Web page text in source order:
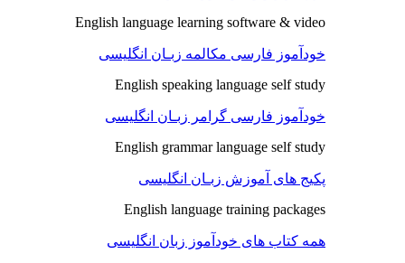
English language learning software & video
خودآموز فارسی مکالمه زبـان انگلیسی
English speaking language self study
خودآموز فارسی گرامر زبـان انگلیسی
English grammar language self study
پکیج های آموزش زبـان انگلیسی
English language training packages
همه کتاب های خودآموز زبان انگلیسی